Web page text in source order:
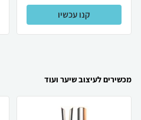
קנו עכשיו
מכשירים לעיצוב שיער ועוד